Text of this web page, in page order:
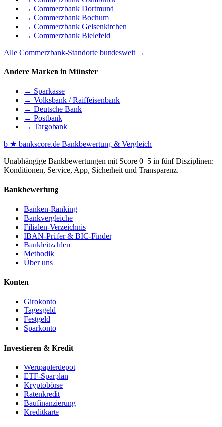
→ Commerzbank Dortmund
→ Commerzbank Bochum
→ Commerzbank Gelsenkirchen
→ Commerzbank Bielefeld
Alle Commerzbank-Standorte bundesweit →
Andere Marken in Münster
→ Sparkasse
→ Volksbank / Raiffeisenbank
→ Deutsche Bank
→ Postbank
→ Targobank
b ★ bankscore.de Bankbewertung & Vergleich
Unabhängige Bankbewertungen mit Score 0–5 in fünf Disziplinen:
Konditionen, Service, App, Sicherheit und Transparenz.
Bankbewertung
Banken-Ranking
Bankvergleiche
Filialen-Verzeichnis
IBAN-Prüfer & BIC-Finder
Bankleitzahlen
Methodik
Über uns
Konten
Girokonto
Tagesgeld
Festgeld
Sparkonto
Investieren & Kredit
Wertpapierdepot
ETF-Sparplan
Kryptobörse
Ratenkredit
Baufinanzierung
Kreditkarte